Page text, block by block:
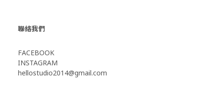
聯絡我們
FACEBOOK
INSTAGRAM
hellostudio2014@gmail.com